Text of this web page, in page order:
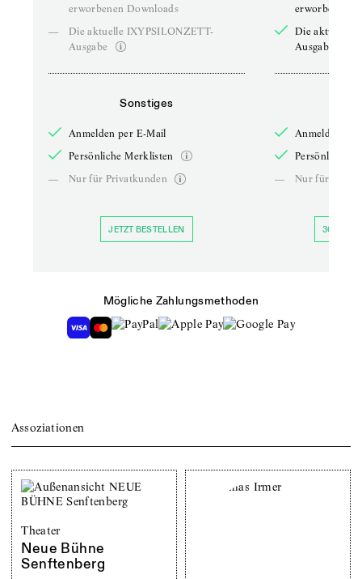
erworbenen Downloads
—
Die aktuelle IXYPSILONZETT-
Ausgabe
Sonstiges
Anmelden per E-Mail
Persönliche Merklisten
—
Nur für Privatkunden
JETZT BESTELLEN
erworbenen
Die aktuelle
Ausgabe
Anmelden
Persönliche
—
Nur für
30 TAGE
Mögliche Zahlungsmethoden
Assoziationen
Theater
Neue Bühne
Senftenberg